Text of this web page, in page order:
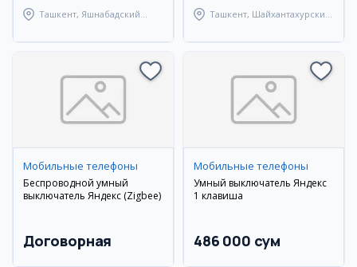
Ташкент, Яшнабадский
Ташкент, Шайхантахурский
Мобильные телефоны
Беспроводной умный
выключатель Яндекс (Zigbee)
Договорная
Мобильные телефоны
Умный выключатель Яндекс
1 клавиша
486 000 сум